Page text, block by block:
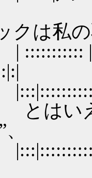
「え
クは私
、以